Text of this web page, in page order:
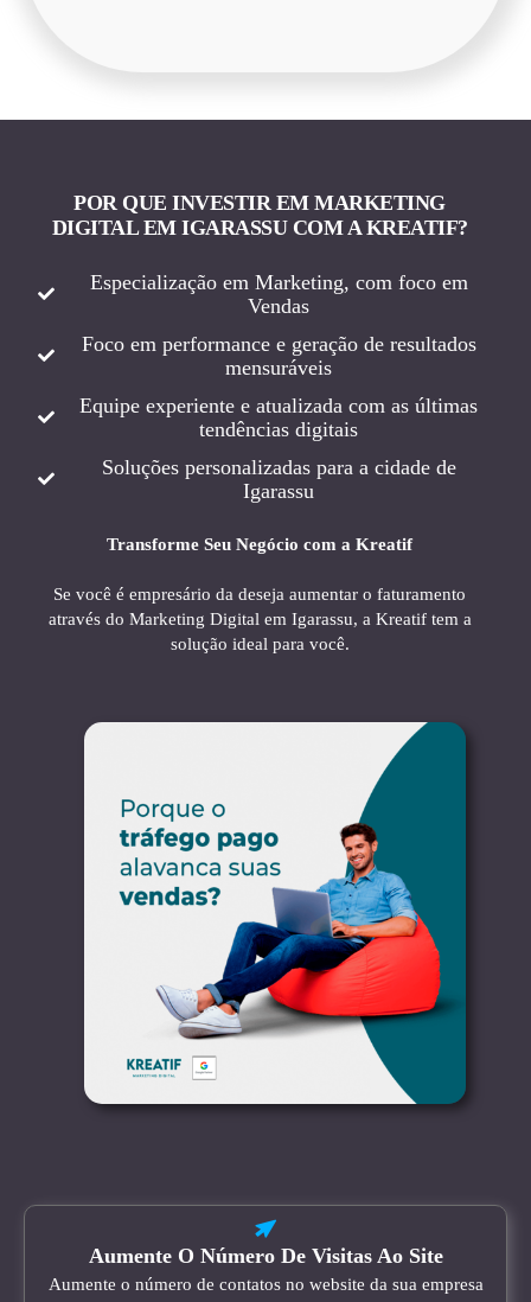
POR QUE INVESTIR EM MARKETING
DIGITAL EM IGARASSU COM A KREATIF?
Especialização em Marketing, com foco em
Vendas
Foco em performance e geração de resultados
mensuráveis
Equipe experiente e atualizada com as últimas
tendências digitais
Soluções personalizadas para a cidade de
Igarassu
Transforme Seu Negócio com a Kreatif
Se você é empresário da deseja aumentar o faturamento
através do Marketing Digital em Igarassu, a Kreatif tem a
solução ideal para você.
Aumente O Número De Visitas Ao Site
Aumente o número de contatos no website da sua empresa